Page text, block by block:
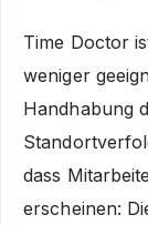
Time Doctor
weniger
Handhabung
dass
erscheinen: